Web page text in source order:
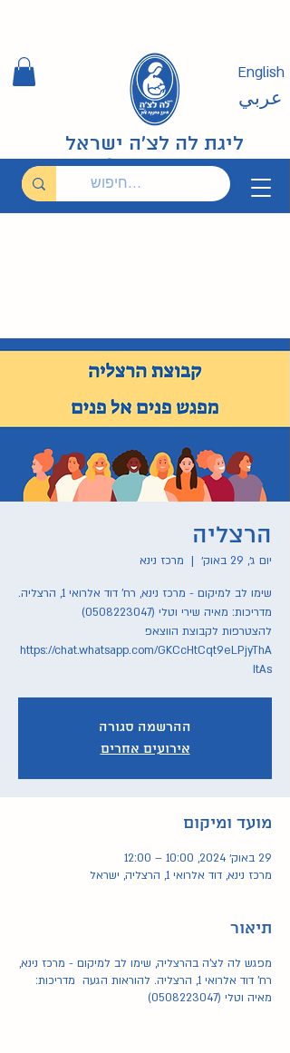
ליגת לה לצ'ה ישראל
English
عربي
הרצליה
יום ג׳, 29 באוק׳
  |
מרכז נינא
להצטרפות לקבוצת הווצאפ
https://chat.whatsapp.com/GKCcHtCqt9eLPjyThA
ItAs
ההרשמה סגורה
אירועים אחרים
מועד ומיקום
29 באוק׳ 2024, 10:00 – 12:00
מרכז נינא, דוד אלרואי 1, הרצליה, ישראל
תיאור
מפגש לה לצ'ה בהרצליה, שימו לב למיקום - מרכז נינא,
רח' דוד אלרואי 1, הרצליה. להוראות הגעה מדריכות:
מאיה וטלי (0508223047)